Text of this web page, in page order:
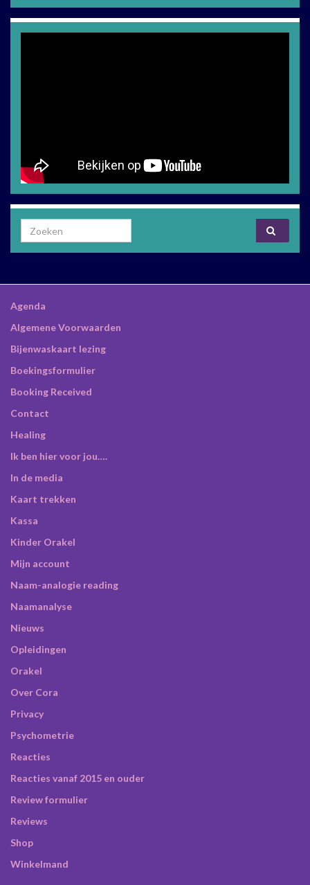
Search for:
Agenda
Algemene Voorwaarden
Bijenwaskaart lezing
Boekingsformulier
Booking Received
Contact
Healing
Ik ben hier voor jou….
In de media
Kaart trekken
Kassa
Kinder Orakel
Mijn account
Naam-analogie reading
Naamanalyse
Nieuws
Opleidingen
Orakel
Over Cora
Privacy
Psychometrie
Reacties
Reacties vanaf 2015 en ouder
Review formulier
Reviews
Shop
Winkelmand